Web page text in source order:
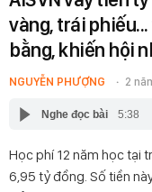
vàng, trái
bằng, khiến hội
NGUYỄN PHƯỢNG 2
Nghe đọc bài 5:38
Học phí 12 năm học tại
6,95 tỷ đồng. Số tiền